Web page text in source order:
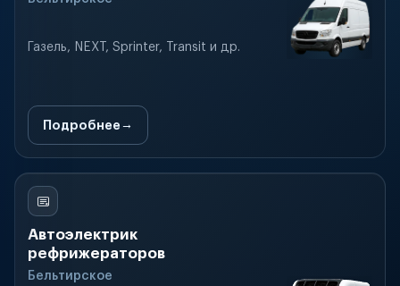
Газель, NEXT, Sprinter, Transit и др.
Подробнее
Автоэлектрик
рефрижераторов
Бельтирское